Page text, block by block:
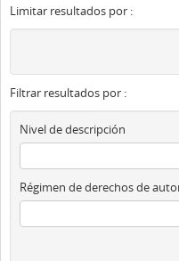
Limitar resultados por :
Filtrar resultados por :
Nivel de descripción
Régimen de derechos de